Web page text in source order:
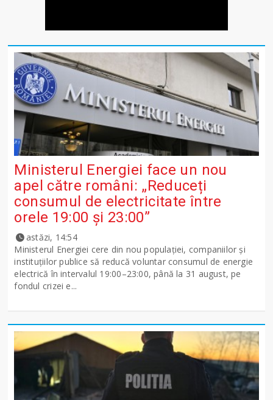
Ministerul Energiei face un nou
apel către români: „Reduceți
consumul de electricitate între
orele 19:00 și 23:00”
astăzi, 14:54
Ministerul Energiei cere din nou populației, companiilor și
instituțiilor publice să reducă voluntar consumul de energie
electrică în intervalul 19:00–23:00, până la 31 august, pe
fondul crizei e...